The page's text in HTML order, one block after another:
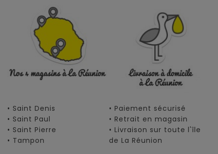
• Saint Denis
• Saint Paul
• Saint Pierre
• Tampon
• Paiement sécurisé
• Retrait en magasin
• Livraison sur toute l'île
de La Réunion